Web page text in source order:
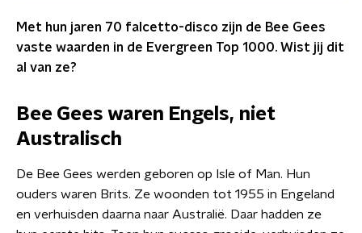
Met hun jaren 70 falcetto-disco zijn de Bee Gees
vaste waarden in de Evergreen Top 1000. Wist jij dit
al van ze?
Bee Gees waren Engels, niet
Australisch
De Bee Gees werden geboren op Isle of Man. Hun
ouders waren Brits. Ze woonden tot 1955 in Engeland
en verhuisden daarna naar Australië. Daar hadden ze